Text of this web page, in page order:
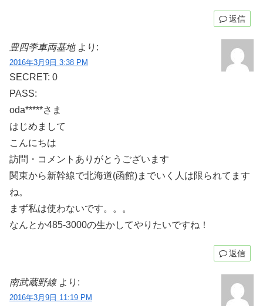
返信
豊四季車両基地 より:
2016年3月9日 3:38 PM
SECRET: 0
PASS:
oda*****さま
はじめまして
こんにちは
訪問・コメントありがとうございます
関東から新幹線で北海道(函館)までいく人は限られてます
ね。
まず私は使わないです。。。
なんとか485-3000の生かしてやりたいですね！
返信
南武蔵野線 より:
2016年3月9日 11:19 PM